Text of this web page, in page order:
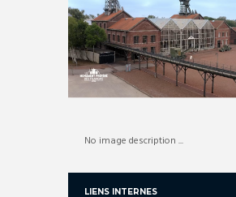
No image description ...
LIENS INTERNES